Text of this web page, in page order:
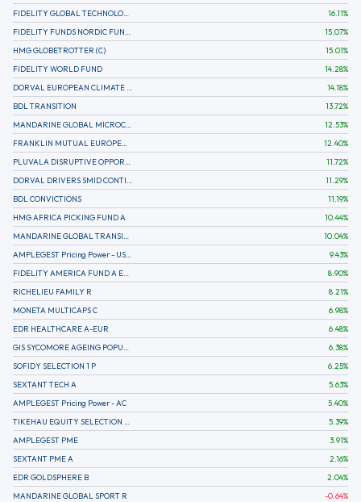
16.11%
15.07%
HMG GLOBETROTTER (C)
15.01%
FIDELITY WORLD FUND
14.28%
14.18%
BDL TRANSITION
13.72%
12.53%
12.40%
11.72%
11.29%
BDL CONVICTIONS
11.19%
HMG AFRICA PICKING FUND A
10.44%
10.04%
9.43%
8.90%
RICHELIEU FAMILY R
8.21%
MONETA MULTICAPS C
6.98%
EDR HEALTHCARE A-EUR
6.48%
6.38%
SOFIDY SELECTION 1 P
6.25%
SEXTANT TECH A
5.63%
AMPLEGEST Pricing Power - AC
5.40%
5.39%
AMPLEGEST PME
3.91%
SEXTANT PME A
2.16%
EDR GOLDSPHERE B
2.04%
MANDARINE GLOBAL SPORT R
-0.64%